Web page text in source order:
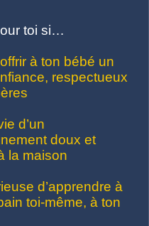
toi si…
à ton bébé un
respectueux
d’un
doux et
la maison
d’apprendre à
toi-même, à ton